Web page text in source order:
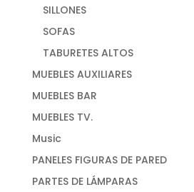
SILLONES
SOFAS
TABURETES ALTOS
MUEBLES AUXILIARES
MUEBLES BAR
MUEBLES TV.
Music
PANELES FIGURAS DE PARED
PARTES DE LÁMPARAS